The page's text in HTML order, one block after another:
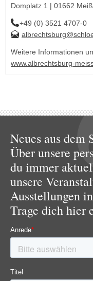
Domplatz 1 | 01662
+49 (0) 3521 4707-0
Weitere Informationen
www.albrechtsburg-
Neues aus dem
Über unsere
du immer
unsere
Ausstellungen
Trage dich hier